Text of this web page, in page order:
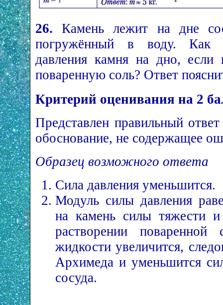
26. Камень лежит на дне
погружённый в воду. Как
давления камня на дно, если
поваренную соль? Ответ
Критерий оценивания на 2
Представлен правильный
обоснование, не содержащее
Образец возможного ответа
Сила давления уменьшится.
Модуль силы давления
на камень силы тяжести
растворении поваренной
жидкости увеличится,
Архимеда и уменьшится
сосуда.